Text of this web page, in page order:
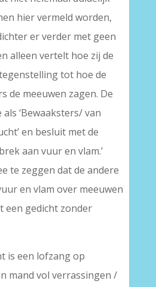
hier vermeld worden,
er verder met geen
alleen vertelt hoe zij de
tot hoe de
de meeuwen zagen. De
‘Bewaaksters/ van
en besluit met de
aan vuur en vlam.’
te zeggen dat de andere
en vlam over meeuwen
een gedicht zonder
is een lofzang op
mand vol verrassingen /